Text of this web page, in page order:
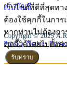
ข่าวบัญชี
Copyright © 2025
Privacy Notice |
เว็บไซต์ที่ดีที่สุดทาง
ต้องใช้คุกกี้ในกา
หากท่านไม่ต้องกา
คุกกี้ได้โดยไปตั้งค่
รับทราบ